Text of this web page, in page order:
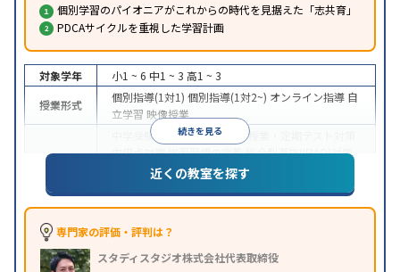
個別学習のパイオニアがこれからの時代を見据えた「志共育」
PDCAサイクルを重視した学習計画
続きを見る
対象学年 小1 ~ 6 中1 ~ 3 高1 ~ 3
授業形式
個別指導(1対1) 個別指導(1対2~) オンライン指導 自
立学習 映像授業
中学受験 高校受験大学受験
授業・定期テスト対策
内申点対策学習習慣の定着総合型選抜(旧AO)対策
推薦入試対策 国公立大対策私大対策
特徴
中高一貫校生に対応授業の振替可能オンライン対
応
1科目から受講可能
室あり
近くの教室を探す
専門家の評価・評判は？
スタディスタジオ株式会社代表取締役